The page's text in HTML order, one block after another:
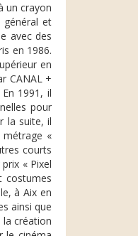
un crayon
général et
avec des
en 1986.
en
CANAL +
1991, il
pour
la suite, il
«
courts
« Pixel
costumes
à Aix en
ainsi que
la création